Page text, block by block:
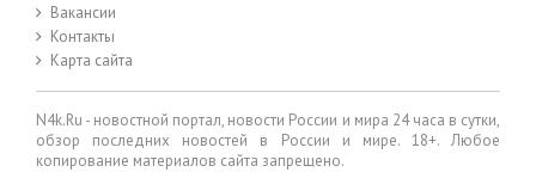
Вакансии
Контакты
Карта сайта
N4k.Ru - новостной портал, новости России и мира 24 часа в сутки,
обзор последних новостей в России и мире. 18+. Любое
копирование материалов сайта запрещено.